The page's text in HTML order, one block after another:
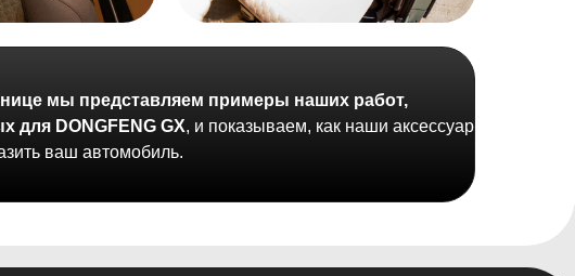
мы представляем примеры наших работ,
для DONGFENG GX, и показываем, как наши аксессуары
ваш автомобиль.